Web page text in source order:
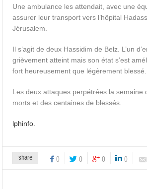
Une ambulance les attendait, avec une
assurer leur transport vers l’hôpital
Jérusalem.
Il s’agit de deux Hassidim de Belz. L’un
grièvement atteint mais son état s’est
fort heureusement que légèrement blessé.
Les deux attaques perpétrées la semaine
morts et des centaines de blessés.
lphinfo.
share 0 0 0 0